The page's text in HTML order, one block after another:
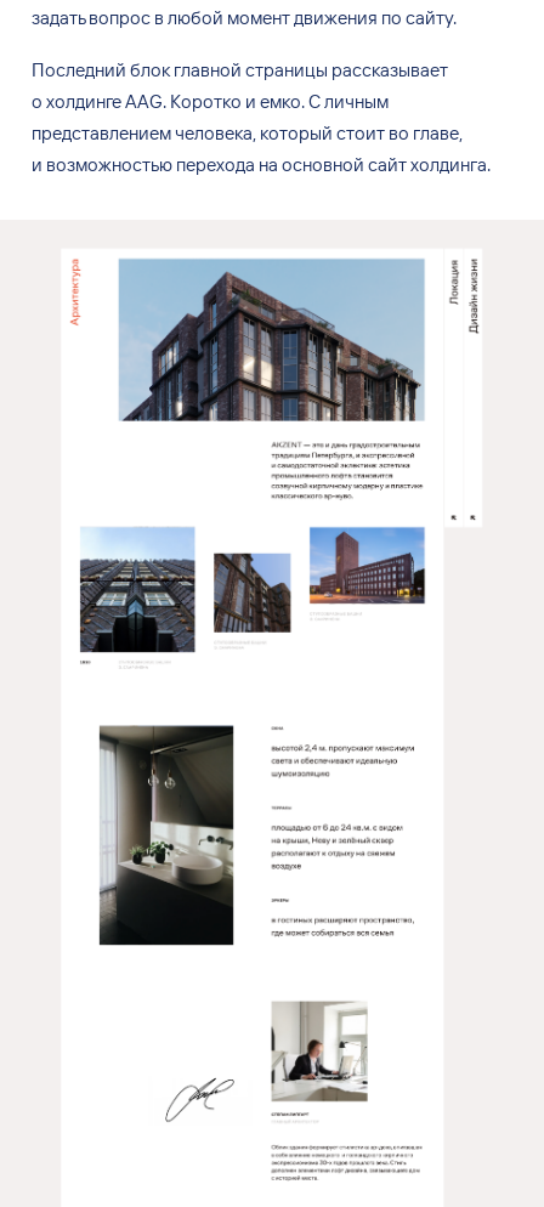
задать вопрос в любой момент движения по сайту.
Последний блок главной страницы рассказывает
о холдинге AAG. Коротко и емко. С личным
представлением человека, который стоит во главе,
и возможностью перехода на основной сайтхолдинга.